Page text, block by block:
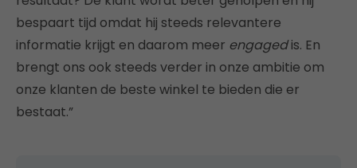
bespaart tijd omdat hij steeds relevantere
informatie krijgt en daarom meer engagedis. En
brengt ons ook steeds verder in onze ambitie om
onze klanten de beste winkel te bieden die er
bestaat.”